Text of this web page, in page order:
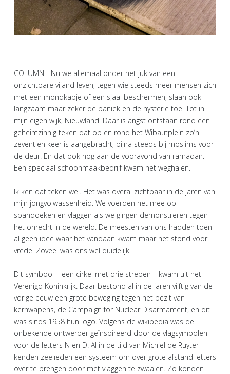
COLUMN - Nu we allemaal onder het juk van een
onzichtbare vijand leven, tegen wie steeds meer mensen zich
met een mondkapje of een sjaal beschermen, slaan ook
langzaam maar zeker de paniek en de hysterie toe. Tot in
mijn eigen wijk, Nieuwland. Daar is angst ontstaan rond een
geheimzinnig teken dat op en rond het Wibautplein zo’n
zeventien keer is aangebracht, bijna steeds bij moslims voor
de deur. En dat ook nog aan de vooravond van ramadan.
Een speciaal schoonmaakbedrijf kwam het weghalen.
Ik ken dat teken wel. Het was overal zichtbaar in de jaren van
mijn jongvolwassenheid. We voerden het mee op
spandoeken en vlaggen als we gingen demonstreren tegen
het onrecht in de wereld. De meesten van ons hadden toen
al geen idee waar het vandaan kwam maar het stond voor
vrede. Zoveel was ons wel duidelijk.
Dit symbool – een cirkel met drie strepen – kwam uit het
Verenigd Koninkrijk. Daar bestond al in de jaren vijftig van de
vorige eeuw een grote beweging tegen het bezit van
kernwapens, de Campaign for Nuclear Disarmament, en dit
was sinds 1958 hun logo. Volgens de wikipedia was de
onbekende ontwerper geïnspireerd door de vlagsymbolen
voor de letters N en D. Al in de tijd van Michiel de Ruyter
kenden zeelieden een systeem om over grote afstand letters
over te brengen door met vlaggen te zwaaien. Zo konden